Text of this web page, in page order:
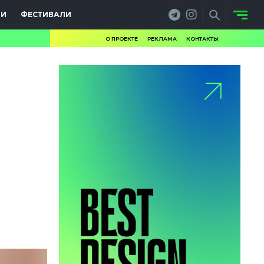
ФЕСТИВАЛИ
О ПРОЕКТЕ РЕКЛАМА КОНТАКТЫ